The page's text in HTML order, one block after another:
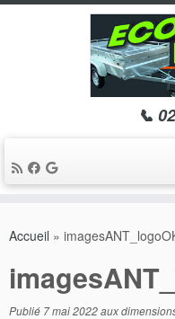
au
📞
Accueil »
Publié 7 mai 2022aux